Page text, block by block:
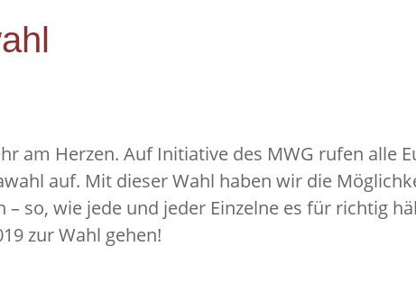
am Herzen. Auf Initiative des MWG rufen alle
auf. Mit dieser Wahl haben wir die
so, wie jede und jeder Einzelne es für richtig
zur Wahl gehen!